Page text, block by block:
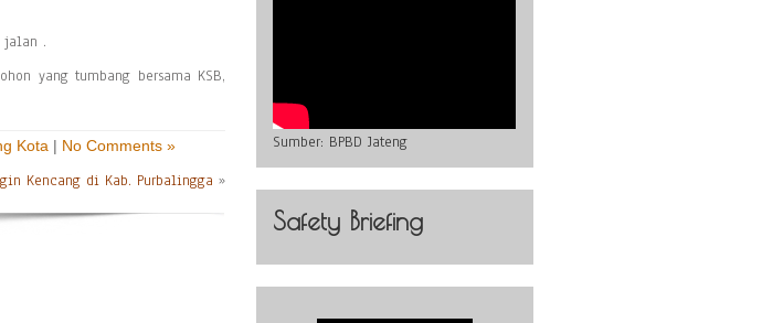
jalan .
yang tumbang bersama KSB,
Kota | No Comments »
Kencang di Kab. Purbalingga »
Sumber: BPBD Jateng
Safety Briefing